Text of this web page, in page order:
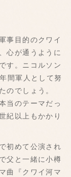
事目的のクワイ
心が通うように
す。ニコルソン
間軍人として努
のでしょう。
当のテーマだっ
紀以上もかかり
初めて公演され
父と一緒に小樽
曲『クワイ河マ